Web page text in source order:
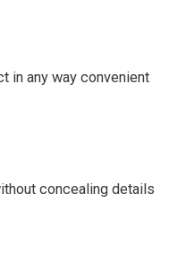
in any way convenient
concealing details